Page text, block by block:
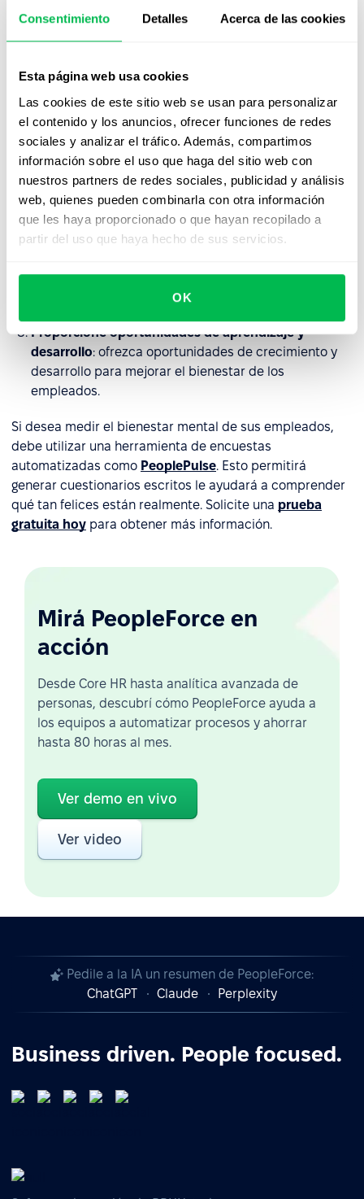
Consentimiento Detalles Acerca de las cookies
Esta página web usa cookies
Las cookies de este sitio web se usan para personalizar
el contenido y los anuncios, ofrecer funciones de redes
sociales y analizar el tráfico. Además, compartimos
información sobre el uso que haga del sitio web con
nuestros partners de redes sociales, publicidad y análisis
web, quienes pueden combinarla con otra información
que les haya proporcionado o que hayan recopilado a
partir del uso que haya hecho de sus servicios.
OK
oportunidades para hacer ejercicio, como
instalaciones de ejercicio físico.
Apoye la salud mental: promueva la conciencia y
elimine el estigma de los problemas de salud mental.
Aportar formación a managers y empleados sobre el
reconocimiento de los signos del estrés y
agotamiento.
Fomente el apoyo relacionado con el trabajo:
fomente un entorno de trabajo de apoyo donde los
empleados puedan buscar ayuda y orientación a
través de programas de tutoría y seguimiento.
apreciar los esfuerzos y logros de los empleados.
Proporcione oportunidades de aprendizaje y
desarrollo: ofrezca oportunidades de crecimiento y
desarrollo para mejorar el bienestar de los
empleados.
Si desea medir el bienestar mental de sus empleados,
debe utilizar una herramienta de encuestas
automatizadas como PeoplePulse. Esto permitirá
generar cuestionarios escritos le ayudará a comprender
qué tan felices están realmente. Solicite una prueba
gratuita hoy para obtener más información.
Mirá PeopleForce en
acción
Desde Core HR hasta analítica avanzada de
personas, descubrí cómo PeopleForce ayuda a
los equipos a automatizar procesos y ahorrar
hasta 80 horas al mes.
Ver demo en vivo
Ver video
Pedile a la IA un resumen de PeopleForce:
ChatGPT
Claude Perplexity
Business driven. People focused.